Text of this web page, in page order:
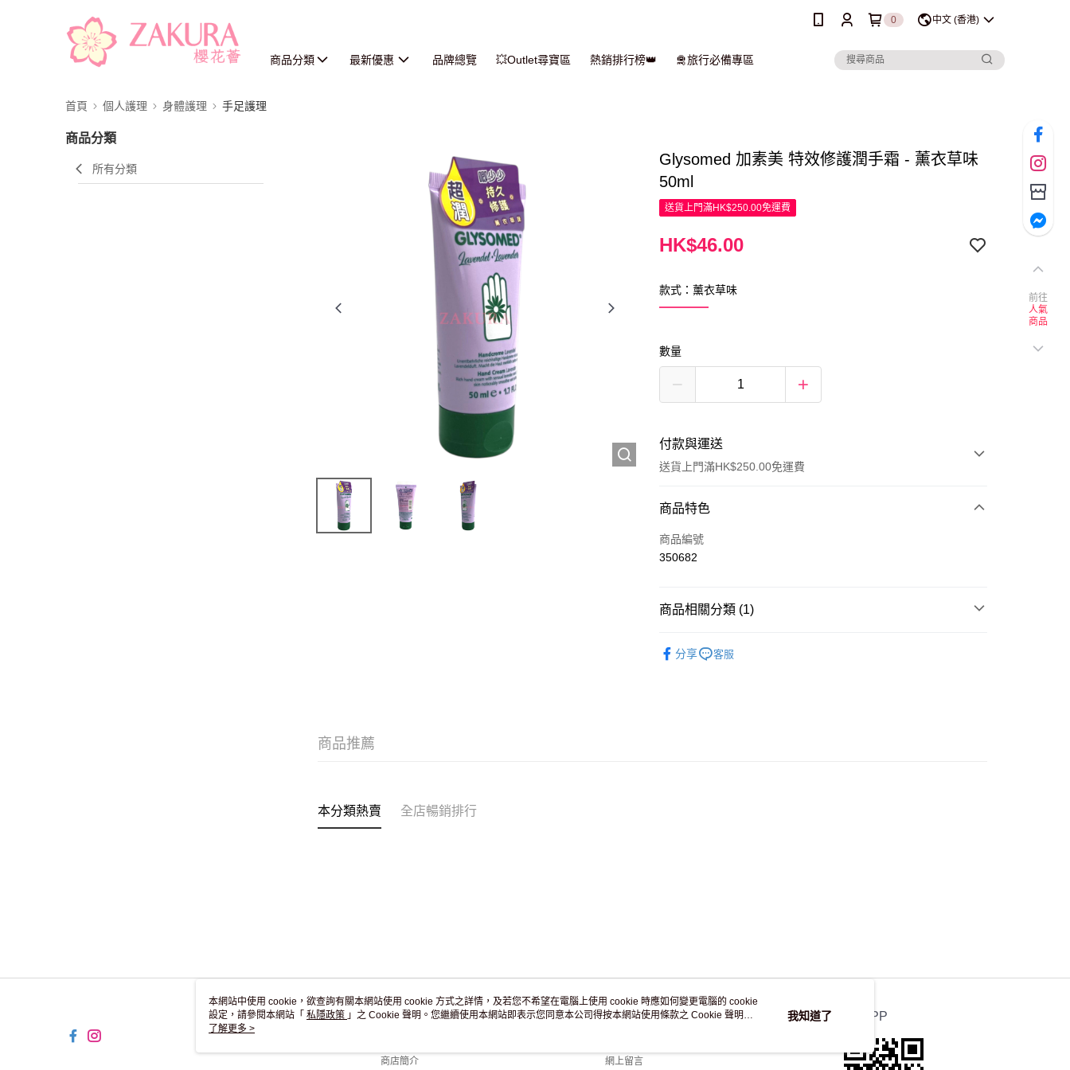
0 中文 (香港)
商品分類 最新優惠 品牌總覽 💥Outlet尋寶區 熱銷排行榜👑 🛅旅行必備專區
首頁 個人護理 身體護理 手足護理
商品分類
所有分類
Glysomed 加素美 特效修護潤手霜 - 薰衣草味
50ml
送貨上門滿HK$250.00免運費
HK$46.00
款式：薰衣草味
數量
付款與運送
送貨上門滿HK$250.00免運費
付款方式
信用卡
商品特色
商品編號
350682
商品相關分類 (1)
分享
客服
商品推薦
本分類熱賣 全店暢銷排行
關於我們
商店簡介
客戶服務
網上留言
官方APP
前往
人氣
商品
本網站中使用 cookie，欲查詢有關本網站使用 cookie 方式之詳情，及若您不希望在電腦上使用 cookie 時應如何變更電腦的 cookie
設定，請參閱本網站「 私隱政策 」之 Cookie 聲明。您繼續使用本網站即表示您同意本公司得按本網站使用條款之 Cookie 聲明使
用 cookie。
了解更多 >
我知道了